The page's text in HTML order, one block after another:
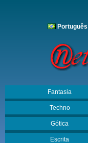
Português
Fantasia
Techno
Gótica
Escrita